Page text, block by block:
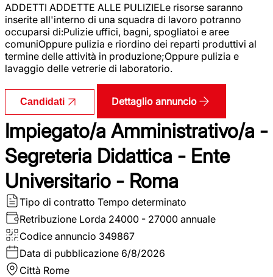
ADDETTI ADDETTE ALLE PULIZIELe risorse saranno
inserite all'interno di una squadra di lavoro potranno
occuparsi di:Pulizie uffici, bagni, spogliatoi e aree
comuniOppure pulizia e riordino dei reparti produttivi al
termine delle attività in produzione;Oppure pulizia e
lavaggio delle vetrerie di laboratorio.
Candidati Dettaglio annuncio
Impiegato/a Amministrativo/a -
Segreteria Didattica - Ente
Universitario - Roma
Tipo di contratto Tempo determinato
Retribuzione Lorda 24000 - 27000 annuale
Codice annuncio 349867
Data di pubblicazione 6/8/2026
Città Rome